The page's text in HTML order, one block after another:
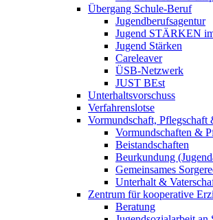
Übergang Schule-Beruf
Jugendberufsagentur
Jugend STÄRKEN
Jugend Stärken
Careleaver
ÜSB-Netzwerk
JUST BEst
Unterhaltsvorschuss
Verfahrenslotse
Vormundschaft, Pflegschaft
Vormundschaften &
Beistandschaften
Beurkundung
Gemeinsames
Unterhalt &
Zentrum für kooperative
Beratung